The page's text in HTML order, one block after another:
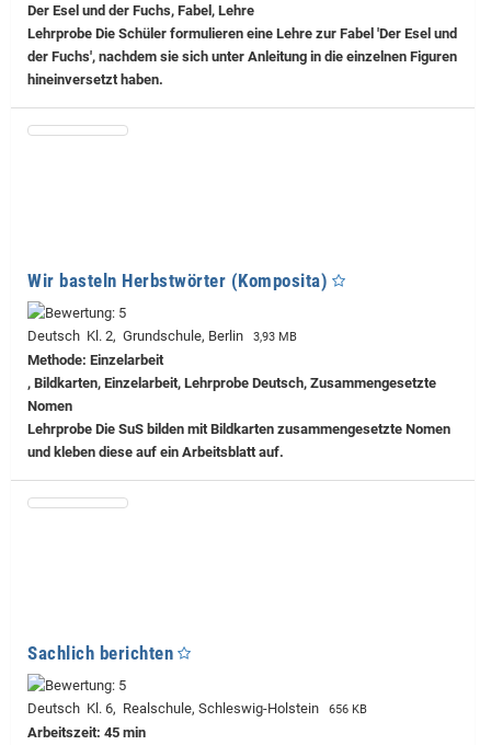
Der Esel und der Fuchs, Fabel, Lehre
Lehrprobe Die Schüler formulieren eine Lehre zur Fabel 'Der Esel und
der Fuchs', nachdem sie sich unter Anleitung in die einzelnen Figuren
hineinversetzt haben.
Wir basteln Herbstwörter (Komposita)
Deutsch Kl. 2, Grundschule, Berlin 3,93 MB
Methode: Einzelarbeit
, Bildkarten, Einzelarbeit, Lehrprobe Deutsch, Zusammengesetzte
Nomen
Lehrprobe Die SuS bilden mit Bildkarten zusammengesetzte Nomen
und kleben diese auf ein Arbeitsblatt auf.
Sachlich berichten
Deutsch Kl. 6, Realschule, Schleswig-Holstein 656 KB
Arbeitszeit: 45 min